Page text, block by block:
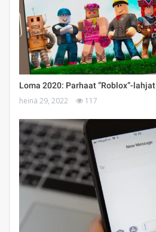
Loma 2020: Parhaat ”Roblox”-lahjat
heinä 29, 2022 117